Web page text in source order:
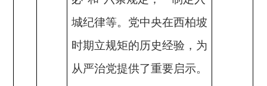
城纪律等。党中央在西柏坡
时期立规矩的历史经验，为
从严治党提供了重要启示。